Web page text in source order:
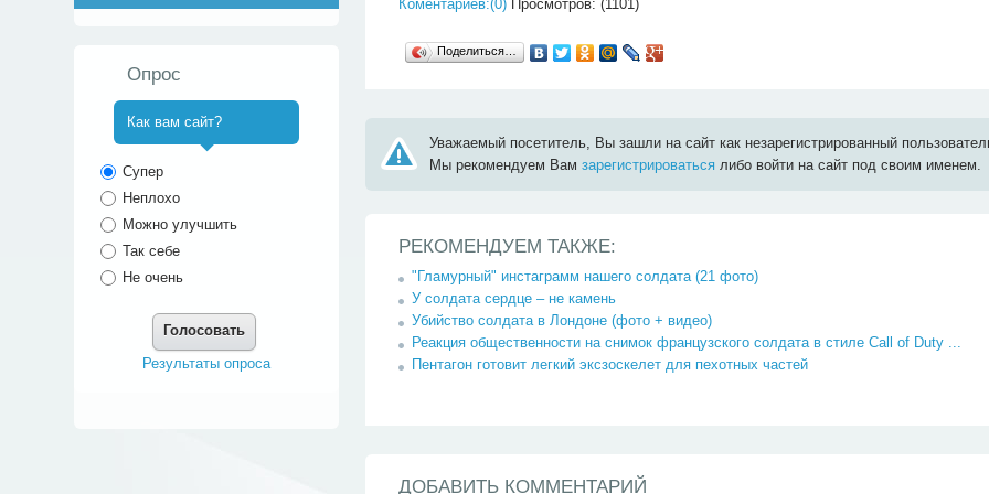
Коментариев:(0) Просмотров: (1101)
Поделиться…
Уважаемый посетитель, Вы зашли на сайт как незарегистрированный
Мы рекомендуем Вамзарегистрироваться либо войти на сайт под своим именем.
РЕКОМЕНДУЕМ ТАКЖЕ:
"Гламурный" инстаграмм нашего солдата (21 фото)
У солдата сердце – не камень
Убийство солдата в Лондоне (фото + видео)
Реакция общественности на снимок французского солдата в стиле Call of Duty ...
Пентагон готовит легкий эксзоскелет для пехотных частей
ДОБАВИТЬ КОММЕНТАРИЙ
Опрос
Как вам сайт?
Супер
Неплохо
Можно улучшить
Так себе
Не очень
Голосовать
Результаты опроса